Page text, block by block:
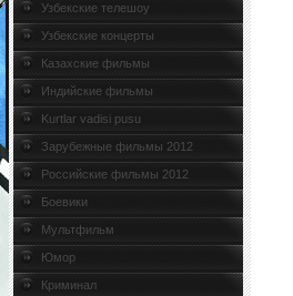
Узбекские телешоу
Узбекские концерты
Казахские фильмы
Индийские фильмы
Kurtlar vadisi pusu
Зарубежные фильмы 2012
Российские фильмы 2012
Боевики
Мультфильм
Юмор
Криминал